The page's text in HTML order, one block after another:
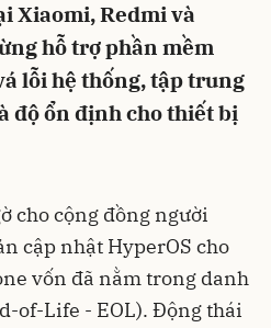
Xiaomi, Redmi và
hỗ trợ phần mềm
lỗi hệ thống, tập trung
độ ổn định cho thiết bị
cho cộng đồng người
cập nhật HyperOS cho
vốn đã nằm trong danh
of-Life - EOL). Động thái
Hủy